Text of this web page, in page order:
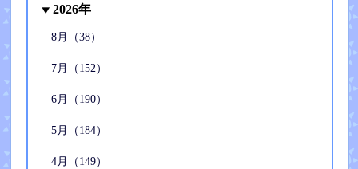
2026年
8月（38）
7月（152）
6月（190）
5月（184）
4月（149）